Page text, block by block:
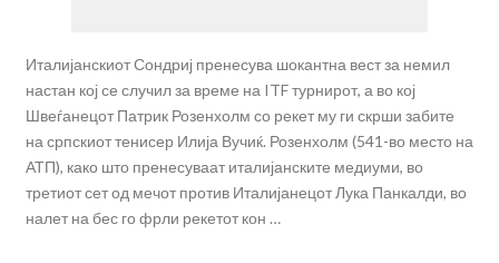
Италијанскиот Сондриј пренесува шокантна вест за немил
настан кој се случил за време на ITF турнирот, а во кој
Швеѓанецот Патрик Розенхолм со рекет му ги скрши забите
на српскиот тенисер Илија Вучиќ. Розенхолм (541-во место на
АТП), како што пренесуваат италијанските медиуми, во
третиот сет од мечот против Италијанецот Лука Панкалди, во
налет на бес го фрли рекетот кон …